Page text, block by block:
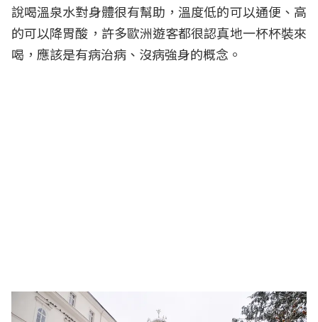
說喝溫泉水對身體很有幫助，溫度低的可以通便、高
的可以降胃酸，許多歐洲遊客都很認真地一杯杯裝來
喝，應該是有病治病、沒病強身的概念。